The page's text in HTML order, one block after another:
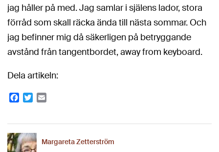
jag håller på med. Jag samlar i själens lador, stora
förråd som skall räcka ända till nästa sommar. Och
jag befinner mig då säkerligen på betryggande
avstånd från tangentbordet, away from keyboard.
Dela artikeln:
Facebook
Twitter
Margareta Zetterström